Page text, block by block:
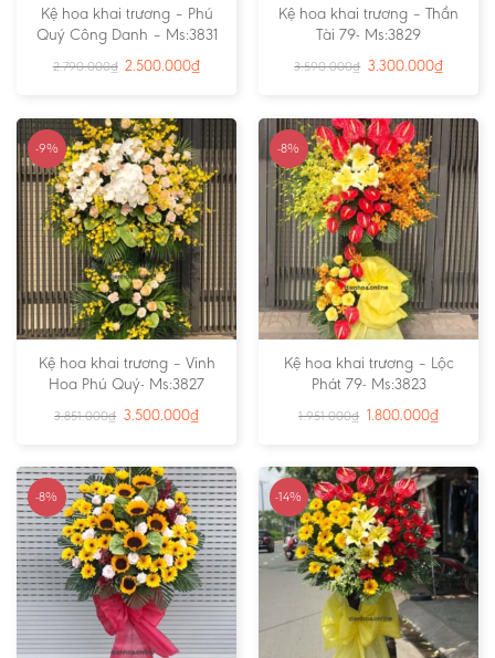
Kệ hoa khai trương – Phú
Quý Công Danh – Ms:3831
2.790.000₫ 2.500.000₫
Kệ hoa khai trương – Thần
Tài 79- Ms:3829
3.590.000₫ 3.300.000₫
-9%
Kệ hoa khai trương – Vinh
Hoa Phú Quý- Ms:3827
3.851.000₫ 3.500.000₫
-8%
Kệ hoa khai trương – Lộc
Phát 79- Ms:3823
1.951.000₫ 1.800.000₫
-8% -14%